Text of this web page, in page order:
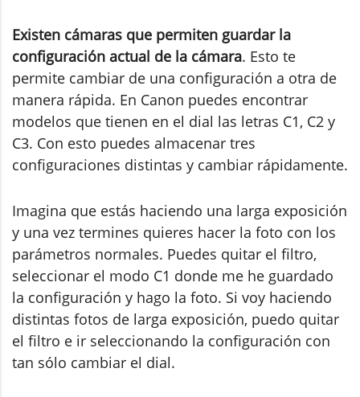
Existen cámaras que permiten guardar la
configuración actual de la cámara. Esto te
permite cambiar de una configuración a otra de
manera rápida. En Canon puedes encontrar
modelos que tienen en el dial las letras C1, C2 y
C3. Con esto puedes almacenar tres
configuraciones distintas y cambiar rápidamente.
Imagina que estás haciendo una larga exposición
y una vez termines quieres hacer la foto con los
parámetros normales. Puedes quitar el filtro,
seleccionar el modo C1 donde me he guardado
la configuración y hago la foto. Si voy haciendo
distintas fotos de larga exposición, puedo quitar
el filtro e ir seleccionando la configuración con
tan sólo cambiar el dial.